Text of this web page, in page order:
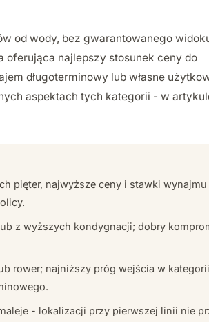
od wody, bez gwarantowanego
oferująca najlepszy stosunek ceny do
długoterminowy lub własne
aspektach tych kategorii - w
pięter, najwyższe ceny i stawki wynajmu
z wyższych kondygnacji; dobry
rower; najniższy próg wejścia w kategorii
- lokalizacji przy pierwszej linii nie